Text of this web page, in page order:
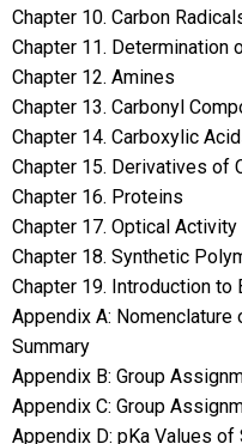
Chapter 10. Carbon
Chapter 11. Determination
Chapter 12. Amines
Chapter 13. Carbonyl
Chapter 14. Carboxylic
Chapter 15. Derivatives of
Chapter 16. Proteins
Chapter 17. Optical Activity
Chapter 18. Synthetic
Chapter 19. Introduction
Appendix A: Nomenclature
Summary
Appendix B: Group
Appendix C: Group
Appendix D: pKa Values